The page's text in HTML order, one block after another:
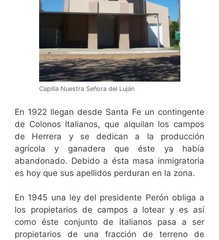
Capilla Nuestra Señora del Luján
En 1922 llegan desde Santa Fe un contingente
de Colonos Italianos, que alquilan los campos
de Herrera y se dedican a la producción
agrícola y ganadera que éste ya había
abandonado. Debido a ésta masa inmigratoria
es hoy que sus apellidos perduran en la zona.
En 1945 una ley del presidente Perón obliga a
los propietarios de campos a lotear y es así
como éste conjunto de italianos pasa a ser
propietarios de una fracción de terreno de